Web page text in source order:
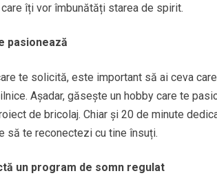
îți vor îmbunătăți starea de spirit.
pasionează
te solicită, este important să ai ceva
Așadar, găsește un hobby care te
de bricolaj. Chiar și 20 de minute
să te reconectezi cu tine însuți.
un program de somn regulat